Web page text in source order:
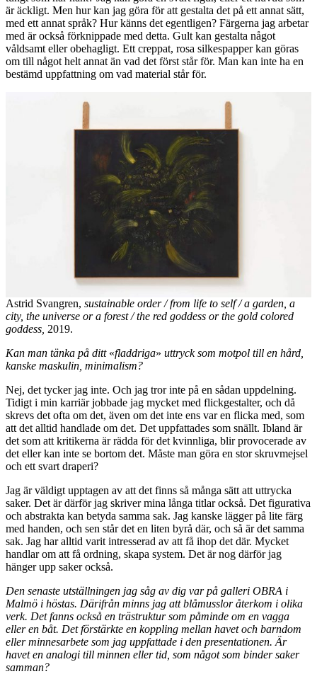
är äckligt. Men hur kan jag göra för att gestalta det på ett annat sätt,
med ett annat språk? Hur känns det egentligen? Färgerna jag arbetar
med är också förknippade med detta. Gult kan gestalta något
våldsamt eller obehagligt. Ett creppat, rosa silkespapper kan göras
om till något helt annat än vad det först står för. Man kan inte ha en
bestämd uppfattning om vad material står för.
Astrid Svangren, sustainable order / from life to self / a garden, a
city, the universe or a forest / the red goddess or the gold colored
goddess, 2019.
Kan man tänka på ditt «fladdriga» uttryck som motpol till en hård,
kanske maskulin, minimalism?
Nej, det tycker jag inte. Och jag tror inte på en sådan uppdelning.
Tidigt i min karriär jobbade jag mycket med flickgestalter, och då
skrevs det ofta om det, även om det inte ens var en flicka med, som
att det alltid handlade om det. Det uppfattades som snällt. Ibland är
det som att kritikerna är rädda för det kvinnliga, blir provocerade av
det eller kan inte se bortom det. Måste man göra en stor skruvmejsel
och ett svart draperi?
Jag är väldigt upptagen av att det finns så många sätt att uttrycka
saker. Det är därför jag skriver mina långa titlar också. Det figurativa
och abstrakta kan betyda samma sak. Jag kanske lägger på lite färg
med handen, och sen står det en liten byrå där, och så är det samma
sak. Jag har alltid varit intresserad av att få ihop det där. Mycket
handlar om att få ordning, skapa system. Det är nog därför jag
hänger upp saker också.
Den senaste utställningen jag såg av dig var på galleri OBRA i
Malmö i höstas. Därifrån minns jag att blåmusslor återkom i olika
verk. Det fanns också en trästruktur som påminde om en vagga
eller en båt. Det förstärkte en koppling mellan havet och barndom
eller minnesarbete som jag uppfattade i den presentationen. Är
havet en analogi till minnen eller tid, som något som binder saker
samman?